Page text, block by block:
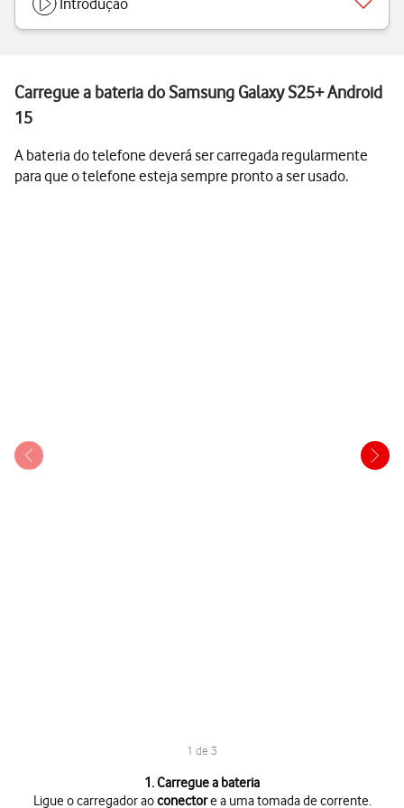
Introdução
Carregue a bateria do Samsung Galaxy S25+ Android
15
A bateria do telefone deverá ser carregada regularmente
para que o telefone esteja sempre pronto a ser usado.
1 de 3
1. Carregue a bateria
Ligue o carregador aoconectore a uma tomada de corrente.